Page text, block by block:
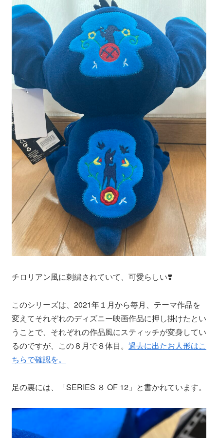
チロリアン風に刺繍されていて、可愛らしい❣️
このシリーズは、2021年１月から毎月、テーマ作品を
変えてそれぞれのディズニー映画作品に押し掛けたとい
うことで、それぞれの作品風にスティッチが変身してい
るのですが、この８月で８体目。 過去に出たお人形はこ
ちらで確認を。
足の裏には、「SERIES ８ OF 12」と書かれています。